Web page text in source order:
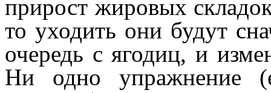
прирост жировых
то уходить они будут
очередь с ягодиц, и
Ни одно упражнение